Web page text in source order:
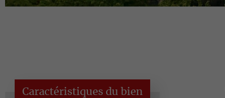
Caractéristiques du bien